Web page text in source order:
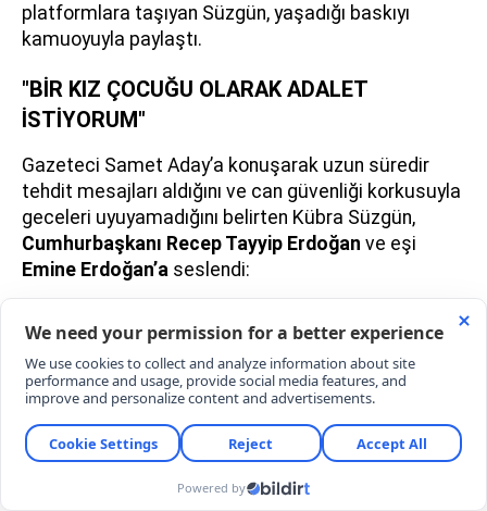
platformlara taşıyan Süzgün, yaşadığı baskıyı
kamuoyuyla paylaştı.
"BİR KIZ ÇOCUĞU OLARAK ADALET
İSTİYORUM"
Gazeteci Samet Aday’a konuşarak uzun süredir
tehdit mesajları aldığını ve can güvenliği korkusuyla
geceleri uyuyamadığını belirten Kübra Süzgün,
Cumhurbaşkanı Recep Tayyip Erdoğan ve eşi
Emine Erdoğan’a seslendi: